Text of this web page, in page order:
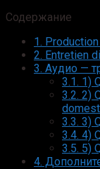
Содержание
1.
2. Entretien
3. Аудио —
3.1. 1)
3.2. 2)
3.3. 3)
3.4. 4)
3.5. 5)
4.